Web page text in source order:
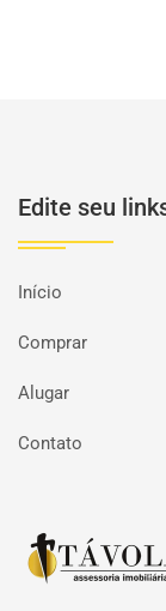
Edite seu
Início
Comprar
Alugar
Contato
Página inicial